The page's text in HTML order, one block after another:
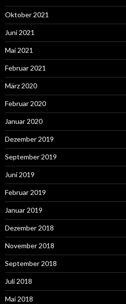
Oktober 2021
Juni 2021
Mai 2021
Februar 2021
März 2020
Februar 2020
Januar 2020
Dezember 2019
September 2019
Juni 2019
Februar 2019
Januar 2019
Dezember 2018
November 2018
September 2018
Juli 2018
Mai 2018